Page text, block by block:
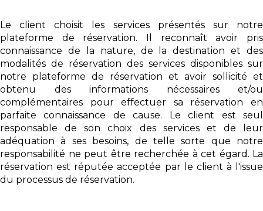
Le client choisit les services présentés sur notre
plateforme de réservation. Il reconnaît avoir pris
connaissance de la nature, de la destination et des
modalités de réservation des services disponibles sur
notre plateforme de réservation et avoir sollicité et
obtenu des informations nécessaires et/ou
complémentaires pour effectuer sa réservation en
parfaite connaissance de cause. Le client est seul
responsable de son choix des services et de leur
adéquation à ses besoins, de telle sorte que notre
responsabilité ne peut être recherchée à cet égard. La
réservation est réputée acceptée par le client à l'issue
du processus de réservation.